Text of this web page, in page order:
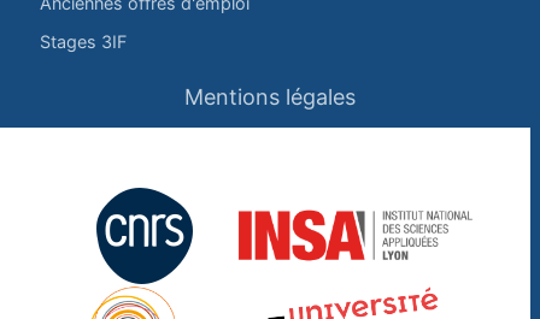
Stages 3IF
Mentions légales